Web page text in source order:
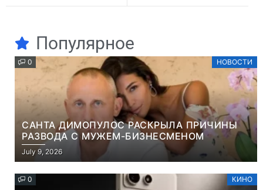
Популярное
0 НОВОСТИ
САНТА ДИМОПУЛОС РАСКРЫЛА ПРИЧИНЫ
РАЗВОДА С МУЖЕМ-БИЗНЕСМЕНОМ
July 9, 2026
0 КИНО